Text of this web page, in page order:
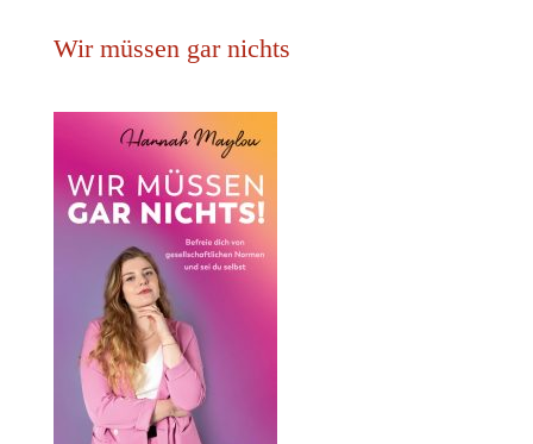
Wir müssen gar nichts